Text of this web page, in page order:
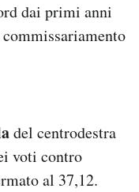
dai primi anni
del centrodestra
voti contro
al 37,12.